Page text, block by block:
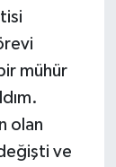
mühür
olan
ve